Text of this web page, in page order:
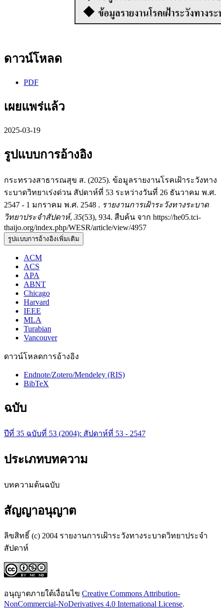
ดาวน์โหลด
PDF
เผยแพร่แล้ว
2025-03-19
รูปแบบการอ้างอิง
กระทรวงสาธารณสุข ส. (2025). ข้อมูลรายงานโรคเฝ้าระวังทาง
ระบาดวิทยาเร่งด่วน สัปดาห์ที่ 53 ระหว่างวันที่ 26 ธันวาคม พ.ศ.
2547 - 1 มกราคม พ.ศ. 2548 . รายงานการเฝ้าระวังทางระบาด
วิทยาประจำสัปดาห์, 35(53), 934. สืบค้น จาก https://he05.tci-
thaijo.org/index.php/WESR/article/view/4957
รูปแบบการอ้างอิงเพิ่มเติม
ACM
ACS
APA
ABNT
Chicago
Harvard
IEEE
MLA
Turabian
Vancouver
ดาวน์โหลดการอ้างอิง
Endnote/Zotero/Mendeley (RIS)
BibTeX
ฉบับ
ปีที่ 35 ฉบับที่ 53 (2004): สัปดาห์ที่ 53 - 2547
ประเภทบทความ
บทความต้นฉบับ
สัญญาอนุญาต
ลิขสิทธิ์ (c) 2004 รายงานการเฝ้าระวังทางระบาดวิทยาประจำ
สัปดาห์
อนุญาตภายใต้เงื่อนไข Creative Commons Attribution-
NonCommercial-NoDerivatives 4.0 International License.